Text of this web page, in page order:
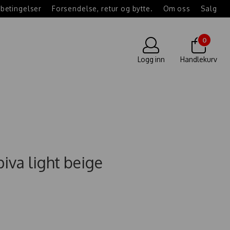
Forsendelse, retur og bytte. Om oss Salg
Logg inn
0
Handlekurv
light beige